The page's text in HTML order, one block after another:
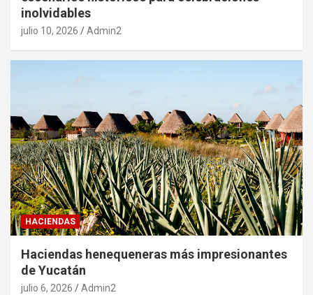
inolvidables
julio 10, 2026 Admin2
HACIENDAS
Haciendas henequeneras más impresionantes
de Yucatán
julio 6, 2026 Admin2